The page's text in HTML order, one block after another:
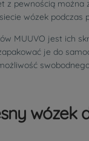
z pewnością
wózek
MUUVO jest ich
je do
wózek